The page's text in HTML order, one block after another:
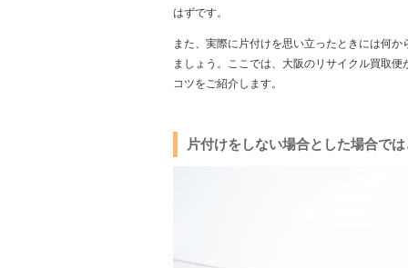
はずです。
また、実際に片付けを思い立ったときには何
ましょう。ここでは、大阪のリサイクル買取
コツをご紹介します。
片付けをしない場合とした場合で